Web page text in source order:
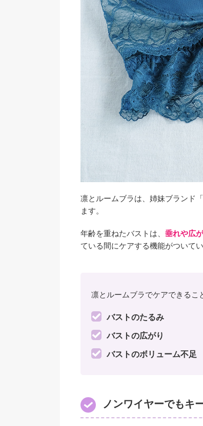
凛とルームブラは、姉妹ブランド
ます。
年齢を重ねたバストは、 垂れや広
ている間にケアする機能がついてい
凛とルームブラでケアできるこ
バストのたるみ
バストの広がり
バストのボリューム不足
ノンワイヤーでもキ